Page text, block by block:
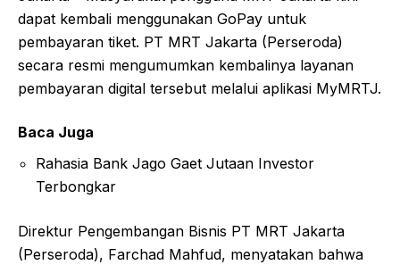
dapat kembali menggunakan GoPay untuk
pembayaran tiket. PT MRT Jakarta (Perseroda)
secara resmi mengumumkan kembalinya layanan
pembayaran digital tersebut melalui aplikasi MyMRTJ.
Baca Juga
Rahasia Bank Jago Gaet Jutaan Investor
Terbongkar
Direktur Pengembangan Bisnis PT MRT Jakarta
(Perseroda), Farchad Mahfud, menyatakan bahwa